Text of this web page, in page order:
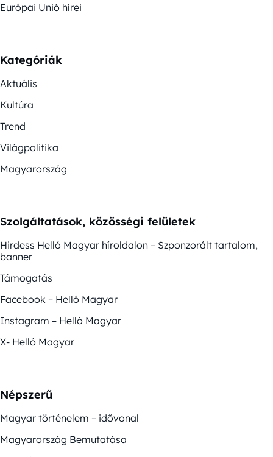
Európai Unió hírei
Kategóriák
Aktuális
Kultúra
Trend
Világpolitika
Magyarország
Szolgáltatások, közösségi felületek
Hirdess Helló Magyar híroldalon – Szponzorált tartalom,
banner
Támogatás
Facebook – Helló Magyar
Instagram – Helló Magyar
X- Helló Magyar
Népszerű
Magyar történelem – idővonal
Magyarország Bemutatása